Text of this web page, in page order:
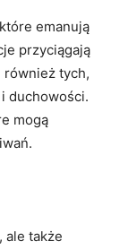
emanują
przyciągają⁢
również tych,
duchowości.⁤
‌mogą
ale także